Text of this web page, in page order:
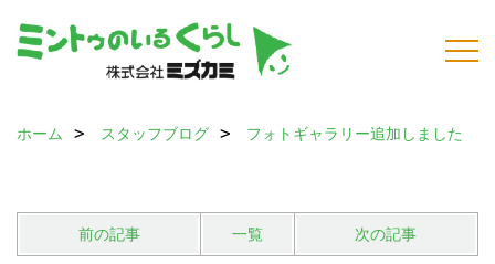
ホーム スタッフブログ フォトギャラリー追加しました
前の記事 一覧 次の記事